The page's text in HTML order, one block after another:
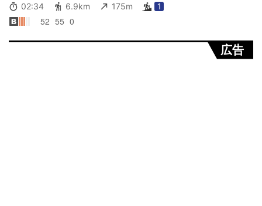
02:34 6.9km 175m 1
52 55 0
広告